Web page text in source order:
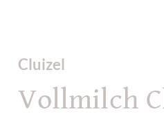
Cluizel
Vollmilch